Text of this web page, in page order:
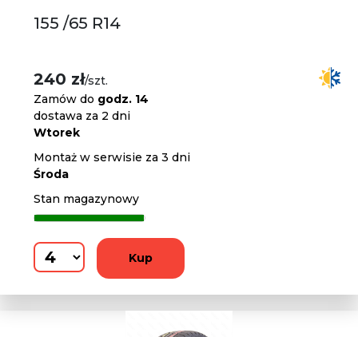
155 /65 R14
240 zł/szt.
Zamów do godz. 14
dostawa za 2 dni
Wtorek
Montaż w serwisie za 3 dni
Środa
Stan magazynowy
Kup